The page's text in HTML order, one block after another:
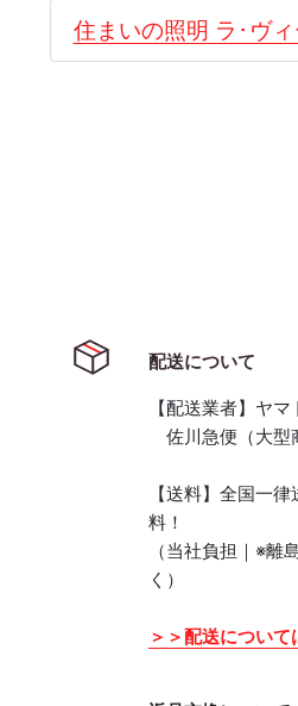
住まいの照明 ラ･ヴ
配送について
【配送業者】ヤ
佐川急便（大型
【送料】全国一
料！
（当社負担｜※離
く）
＞＞配送について